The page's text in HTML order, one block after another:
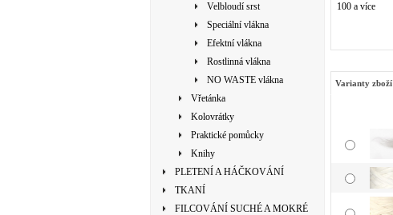
Velbloudí srst
Speciální vlákna
Efektní vlákna
Rostlinná vlákna
NO WASTE vlákna
Vřetánka
Kolovrátky
Praktické pomůcky
Knihy
PLETENÍ A HÁČKOVÁNÍ
TKANÍ
FILCOVÁNÍ SUCHÉ A MOKRÉ
100 a více
Varianty zboží